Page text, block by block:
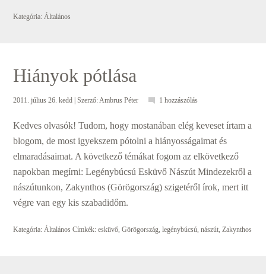
Kategória:Általános
Hiányok pótlása
2011. július 26. kedd | Szerző: Ambrus Péter 1 hozzászólás
Kedves olvasók! Tudom, hogy mostanában elég keveset írtam a
blogom, de most igyekszem pótolni a hiányosságaimat és
elmaradásaimat. A következő témákat fogom az elkövetkező
napokban megírni: Legénybúcsú Esküvő Nászút Mindezekről a
nászútunkon, Zakynthos (Görögország) szigetéről írok, mert itt
végre van egy kis szabadidőm.
Kategória:Általános Címkék:esküvő,Görögország,legénybúcsú,nászút,Zakynthos